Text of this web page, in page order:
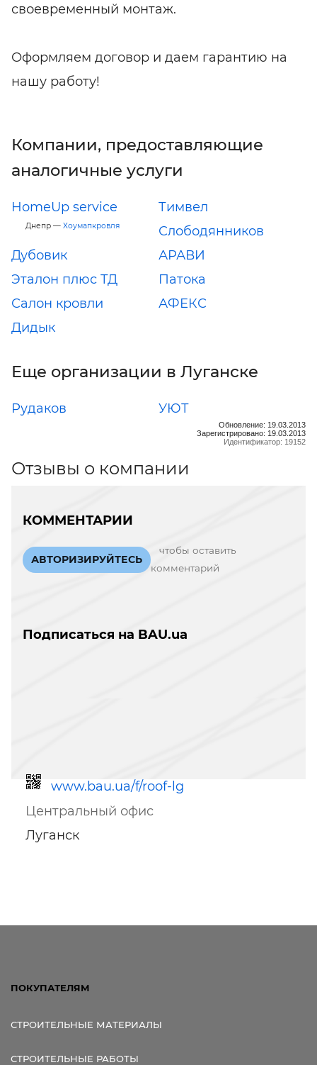
своевременный монтаж.
Оформляем договор и даем гарантию на
нашу работу!
Компании, предоставляющие
аналогичные услуги
HomeUp service
Днепр — Хоумапкровля
Тимвел
Слободянников
Дубовик
АРАВИ
Эталон плюс ТД
Патока
Салон кровли
АФЕКС
Дидык
Еще организации в Луганске
Рудаков УЮТ
Обновление: 19.03.2013
Зарегистрировано: 19.03.2013
Идентификатор: 19152
Отзывы о компании
КОММЕНТАРИИ
АВТОРИЗИРУЙТЕСЬ
чтобы оставить
комментарий
Подписаться на BAU.ua
www.bau.ua/f/roof-lg
Центральный офис
Луганск
ПОКУПАТЕЛЯМ
СТРОИТЕЛЬНЫЕ МАТЕРИАЛЫ
СТРОИТЕЛЬНЫЕ РАБОТЫ